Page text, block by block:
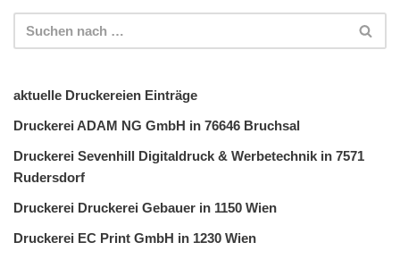
aktuelle Druckereien Einträge
Druckerei ADAM NG GmbH in 76646 Bruchsal
Druckerei Sevenhill Digitaldruck & Werbetechnik in 7571
Rudersdorf
Druckerei Druckerei Gebauer in 1150 Wien
Druckerei EC Print GmbH in 1230 Wien